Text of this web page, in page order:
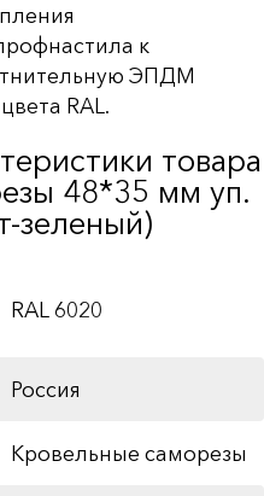
к
ЭПДМ
RAL.
товара
48*35 мм уп.
зеленый)
RAL 6020
Россия
Кровельные саморезы